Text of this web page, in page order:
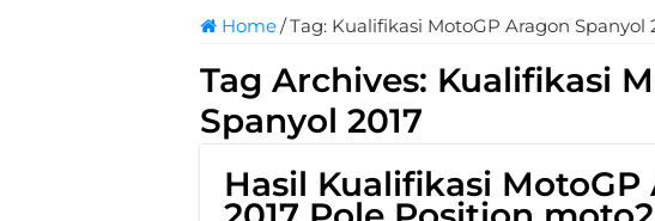
Home/Tag: Kualifikasi MotoGP Aragon Spanyol
Tag Archives: Kualifikasi
Spanyol 2017
Hasil Kualifikasi MotoGP